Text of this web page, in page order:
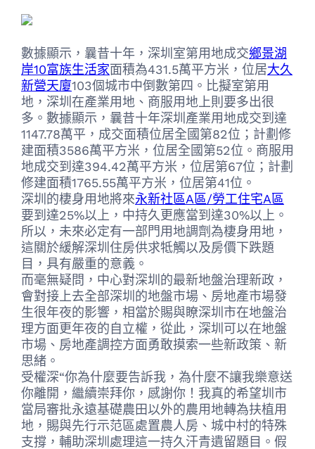
數據顯示，曩昔十年，深圳室第用地成交鄉景湖
岸10富族生活家面積為431.5萬平方米，位居大久
新營天廈103個城市中倒數第四。比擬室第用
地，深圳在產業用地、商服用地上則要多出很
多。數據顯示，曩昔十年深圳產業用地成交到達
1147.78萬平，成交面積位居全國第82位；計劃修
建面積3586萬平方米，位居全國第52位。商服用
地成交到達394.42萬平方米，位居第67位；計劃
修建面積1765.55萬平方米，位居第41位。
深圳的棲身用地將來永新社區A區/勞工住宅A區
要到達25%以上，中持久更應當到達30%以上。
所以，未來必定有一部門用地調劑為棲身用地，
這關於緩解深圳住房供求牴觸以及房價下跌題
目，具有嚴重的意義。
而毫無疑問，中心對深圳的最新地盤治理新政，
會對接上去全部深圳的地盤市場、房地產市場發
生很年夜的影響，相當於賜與瞭深圳市在地盤治
理方面更年夜的自立權，從此，深圳可以在地盤
市場、房地產調控方面勇敢摸索一些新政策、新
思緒。
受權深“你為什麼要告訴我，為什麼不讓我樂意送
你離開，繼續崇拜你，感謝你！我真的希望圳市
當局審批永遠基礎農田以外的農用地轉為扶植用
地，賜與先行示范區處置農人房、城中村的特殊
支撐，輔助深圳處理這一持久汗青遺留題目。假